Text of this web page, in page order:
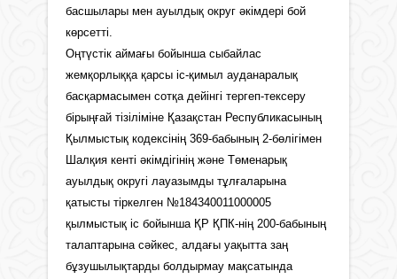
басшылары мен ауылдық округ әкімдері бой
көрсетті.
Оңтүстік аймағы бойынша сыбайлас
жемқорлыққа қарсы іс-қимыл ауданаралық
басқармасымен сотқа дейінгі тергеп-тексеру
бірыңғай тізіліміне Қазақстан Республикасының
Қылмыстық кодексінің 369-бабының 2-бөлігімен
Шалқия кенті әкімдігінің және Төменарық
ауылдық округі лауазымды тұлғаларына
қатысты тіркелген №184340011000005
қылмыстық іс бойынша ҚР ҚПК-нің 200-бабының
талаптарына сәйкес, алдағы уақытта заң
бұзушылықтарды болдырмау мақсатында